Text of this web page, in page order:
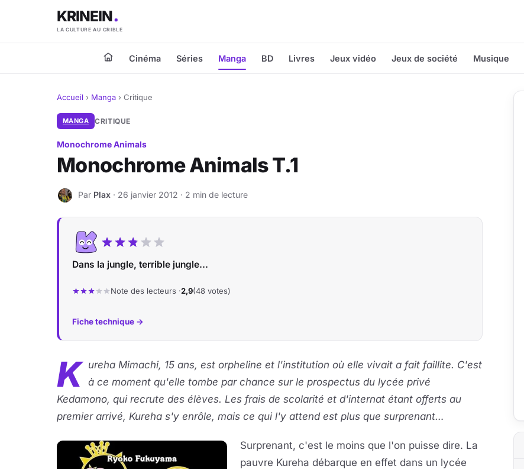
KRINEIN
LA CULTURE AU CRIBLE
Cinéma Séries Manga BD Livres Jeux vidéo Jeux de société Musique
Accueil › Manga › Critique
MANGA CRITIQUE
Monochrome Animals
Monochrome Animals T.1
P Par Plax · 26 janvier 2012 · 2 min de lecture
Dans la jungle, terrible jungle...
Note des lecteurs ·2,9(48 votes)
Fiche technique →
K ureha Mimachi, 15 ans, est orpheline et l'institution où elle vivait a fait faillite. C'est
à ce moment qu'elle tombe par chance sur le prospectus du lycée privé
Kedamono, qui recrute des élèves. Les frais de scolarité et d'internat étant offerts au
premier arrivé, Kureha s'y enrôle, mais ce qui l'y attend est plus que surprenant…
Surprenant, c'est le moins que l'on puisse dire. La
pauvre Kureha débarque en effet dans un lycée